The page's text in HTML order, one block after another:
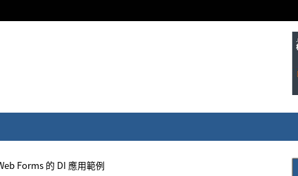
Forms 的 DI 應用範例